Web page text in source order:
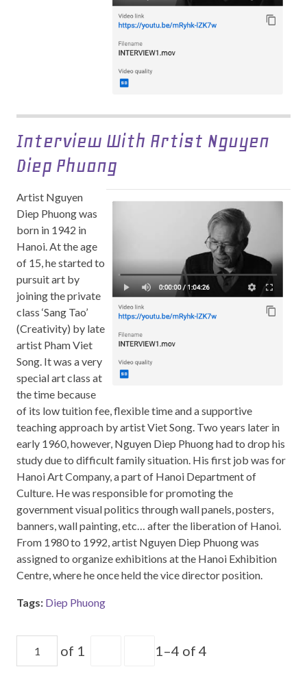
Interview With Artist Nguyen
Diep Phuong
Artist Nguyen
Diep Phuong was
born in 1942 in
Hanoi. At the age
of 15, he started to
pursuit art by
joining the private
class ‘Sang Tao’
(Creativity) by late
artist Pham Viet
Song. It was a very
special art class at
the time because
of its low tuition fee, flexible time and a supportive
teaching approach by artist Viet Song. Two years later in
early 1960, however, Nguyen Diep Phuong had to drop his
study due to difficult family situation. His first job was for
Hanoi Art Company, a part of Hanoi Department of
Culture. He was responsible for promoting the
government visual politics through wall panels, posters,
banners, wall painting, etc… after the liberation of Hanoi.
From 1980 to 1992, artist Nguyen Diep Phuong was
assigned to organize exhibitions at the Hanoi Exhibition
Centre, where he once held the vice director position.
Tags: Diep Phuong
of 1 1–4 of 4